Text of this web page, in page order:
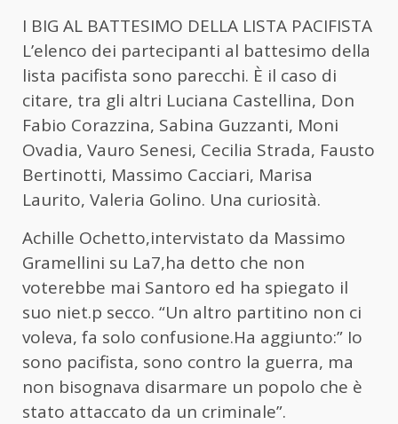
I BIG AL BATTESIMO DELLA LISTA PACIFISTA
L’elenco dei partecipanti al battesimo della
lista pacifista sono parecchi. È il caso di
citare, tra gli altri Luciana Castellina, Don
Fabio Corazzina, Sabina Guzzanti, Moni
Ovadia, Vauro Senesi, Cecilia Strada, Fausto
Bertinotti, Massimo Cacciari, Marisa
Laurito, Valeria Golino. Una curiosità.
Achille Ochetto,intervistato da Massimo
Gramellini su La7,ha detto che non
voterebbe mai Santoro ed ha spiegato il
suo niet.p secco. “Un altro partitino non ci
voleva, fa solo confusione.Ha aggiunto:” Io
sono pacifista, sono contro la guerra, ma
non bisognava disarmare un popolo che è
stato attaccato da un criminale”.